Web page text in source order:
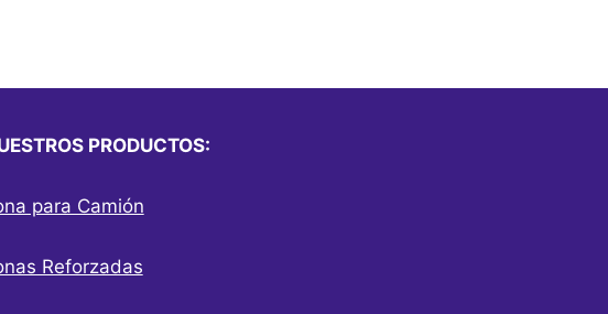
PRODUCTOS:
para Camión
Reforzadas